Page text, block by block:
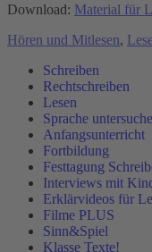
powered by
Management
Download: Material für
Hören und Mitlesen,
Schreiben
Rechtschreiben
Lesen
Sprache
Anfangsunterricht
Fortbildung
Festtagung
Interviews mit
Erklärvideos für
Filme PLUS
Sinn&Spiel
Klasse Texte!